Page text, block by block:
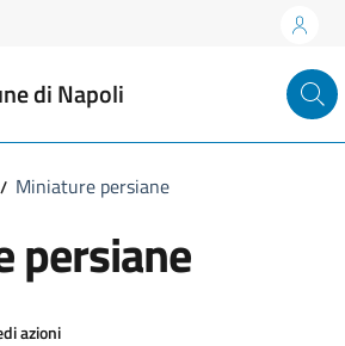
di Napoli
Miniature persiane
persiane
azioni